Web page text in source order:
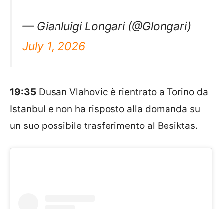
— Gianluigi Longari (@Glongari)
July 1, 2026
19:35 Dusan Vlahovic è rientrato a Torino da
Istanbul e non ha risposto alla domanda su
un suo possibile trasferimento al Besiktas.